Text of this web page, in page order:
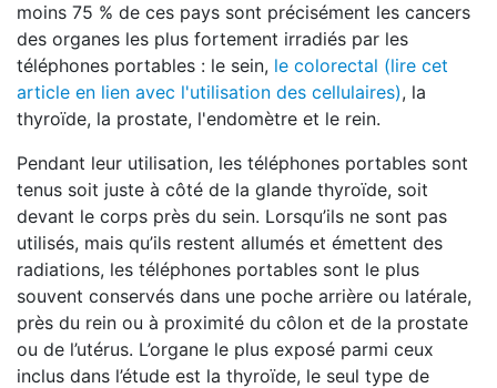
moins 75 % de ces pays sont précisément les cancers
des organes les plus fortement irradiés par les
téléphones portables : le sein, le colorectal (lire cet
article en lien avec l'utilisation des cellulaires), la
thyroïde, la prostate, l'endomètre et le rein.
Pendant leur utilisation, les téléphones portables sont
tenus soit juste à côté de la glande thyroïde, soit
devant le corps près du sein. Lorsqu’ils ne sont pas
utilisés, mais qu’ils restent allumés et émettent des
radiations, les téléphones portables sont le plus
souvent conservés dans une poche arrière ou latérale,
près du rein ou à proximité du côlon et de la prostate
ou de l’utérus. L’organe le plus exposé parmi ceux
inclus dans l’étude est la thyroïde, le seul type de